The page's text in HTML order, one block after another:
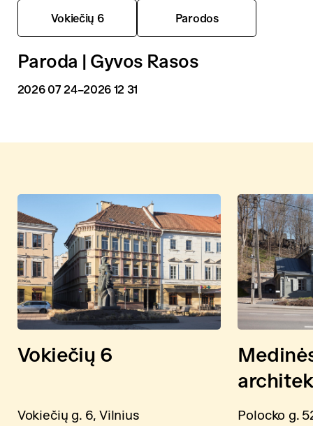
Vokiečių 6 Parodos
Paroda | Gyvos Rasos
2026 07 24–2026 12 31
Vokiečių 6
Vokiečių g. 6, Vilnius
Polocko g.